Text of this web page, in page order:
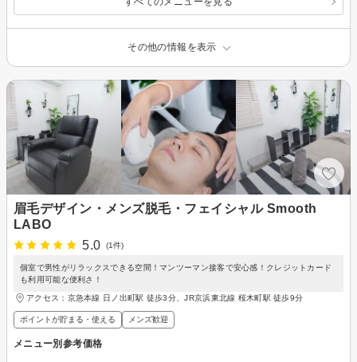
その他の情報を表示
眉毛デザイン・メンズ脱毛・フェイシャル Smooth
LABO
5.0
(1件)
個室で男性がリラックスできる空間！マンツーマン接客で安心感！クレジットカード
も利用可能な便利さ！
アクセス：京急本線 日ノ出町駅 徒歩3分、JR京浜東北線 桜木町駅 徒歩9分
ポイントが貯まる・使える メンズ歓迎
メニュー別参考価格